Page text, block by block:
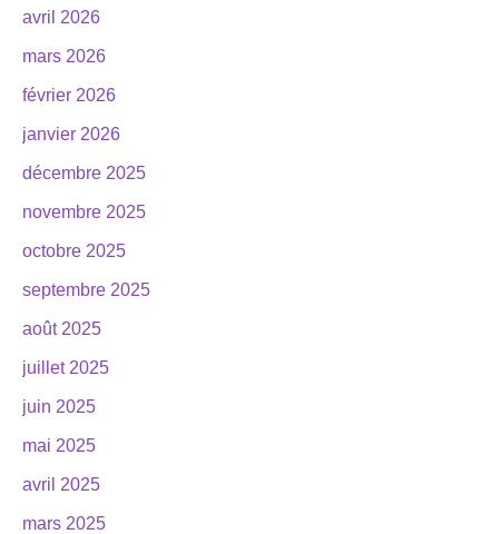
avril 2026
mars 2026
février 2026
janvier 2026
décembre 2025
novembre 2025
octobre 2025
septembre 2025
août 2025
juillet 2025
juin 2025
mai 2025
avril 2025
mars 2025